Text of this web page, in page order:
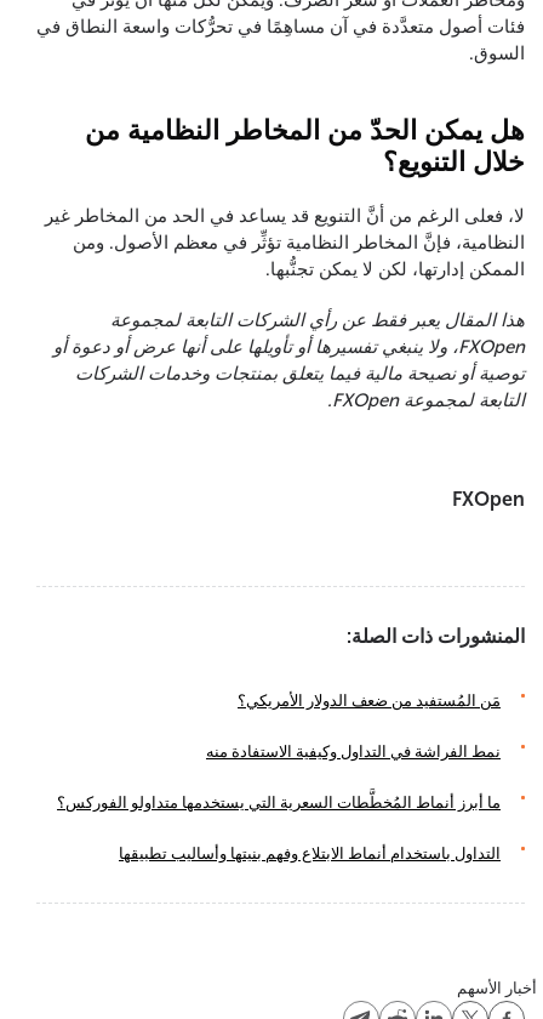
فئات أصول متعدَّدة في آن مساهِمًا في تحرُّكات واسعة النطاق في
السوق.
هل يمكن الحدّ من المخاطر النظامية من
خلال التنويع؟
لا، فعلى الرغم من أنَّ التنويع قد يساعد في الحد من المخاطر غير
النظامية، فإنَّ المخاطر النظامية تؤثِّر في معظم الأصول. ومن
الممكن إدارتها، لكن لا يمكن تجنُّبها.
هذا المقال يعبر فقط عن رأي الشركات التابعة لمجموعة
FXOpen، ولا ينبغي تفسيرها أو تأويلها على أنها عرض أو دعوة أو
توصية أو نصيحة مالية فيما يتعلق بمنتجات وخدمات الشركات
التابعة لمجموعة FXOpen.
FXOpen
المنشورات ذات الصلة:
مَن المُستفيد من ضعف الدولار الأمريكي؟
نمط الفراشة في التداول وكيفية الاستفادة منه
ما أبرز أنماط المُخطَّطات السعرية التي يستخدمها متداولو الفوركس؟
التداول باستخدام أنماط الابتلاع وفهم بنيتها وأساليب تطبيقها
أخبار الأسهم